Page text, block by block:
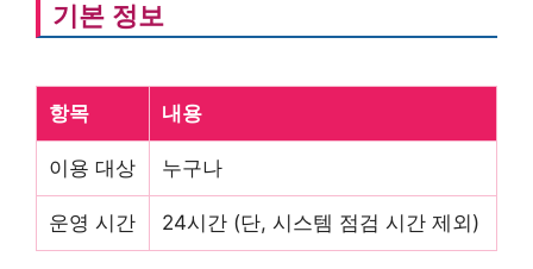
기본 정보
항목 내용
이용 대상 누구나
운영 시간 24시간 (단, 시스템 점검 시간 제외)